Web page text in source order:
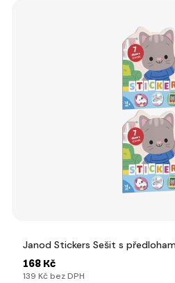
Janod Stickers Sešit s
168 Kč
139 Kč bez DPH